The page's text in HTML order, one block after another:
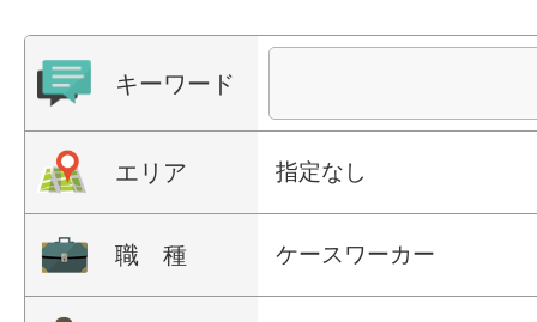
キーワード
エリア 指定なし
職 種 ケースワーカー